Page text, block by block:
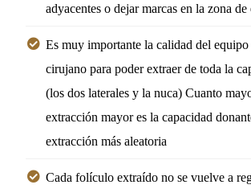
adyacentes o dejar marcas en la zona
Es muy importante la calidad del
cirujano para poder extraer de toda la
(los dos laterales y la nuca) Cuanto
extracción mayor es la capacidad
extracción más aleatoria
Cada folículo extraído no se vuelve a